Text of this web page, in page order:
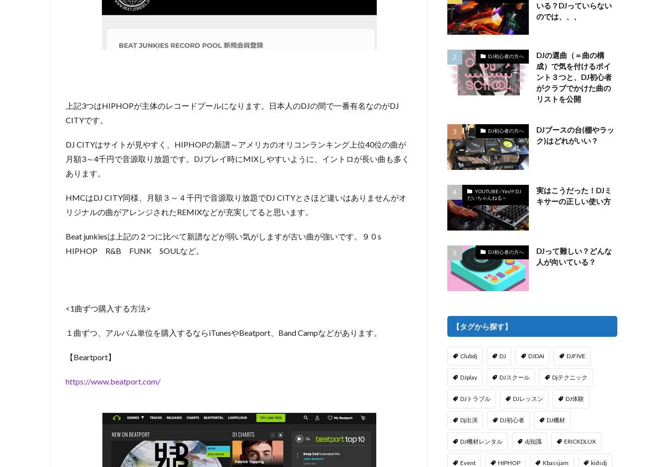
上記3つはHIPHOPが主体のレコードプールになります。日本人のDJの間で一番有名なのがDJ
CITYです。
DJ CITYはサイトが見やすく、HIPHOPの新譜～アメリカのオリコンランキング上位40位の曲が
月額3～4千円で音源取り放題です。DJプレイ時にMIXしやすいように、イントロが長い曲も多く
あります。
HMCはDJ CITY同様、月額３～４千円で音源取り放題でDJ CITYとさほど違いはありませんがオ
リジナルの曲がアレンジされたREMIXなどが充実してると思います。
Beat junkiesは上記の２つに比べて新譜などが弱い気がしますが古い曲が強いです。９０s
HIPHOP R&B FUNK SOULなど。
<1曲ずつ購入する方法>
１曲ずつ、アルバム単位を購入するならiTunesやBeatport、Band Campなどがあります。
【Beartport】
https://www.beatport.com/
いる？DJっていらない
のでは、、、
DJ初心者の方へ
DJの選曲（＝曲の構
成）で気を付けるポイ
ント３つと、DJ初心者
がクラブでかけた曲の
リストを公開
DJ初心者の方へ
DJブースの台(棚やラッ
ク)はどれがいい？
YOUTUBE~Yes!!! DJ
だいちゃんねる～
実はこうだった！DJミ
キサーの正しい使い方
DJ初心者の方へ
DJって難しい？どんな
人が向いている？
【タグから探す】
Clubdj DJ DJDAI DJFIVE
DJplay DJスクール Djテクニック
DJトラブル DJレッスン DJ体験
Dj出演 DJ初心者 DJ機材
DJ機材レンタル dj知識 ERICKDLUX
Event HIPHOP Kbassjam kidsdj